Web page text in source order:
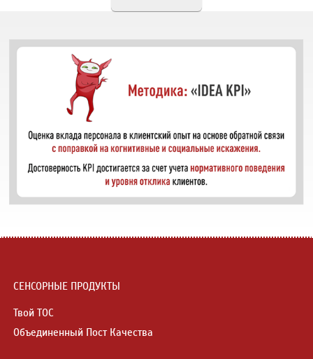
СЕНСОРНЫЕ ПРОДУКТЫ
Твой ТОС
Объединенный Пост Качества